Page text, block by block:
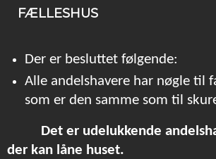
FÆLLESHUS
Der er besluttet følgende:
Alle andelshavere har nøgle til
som er den samme som til
Det er udelukkende
der kan låne huset.